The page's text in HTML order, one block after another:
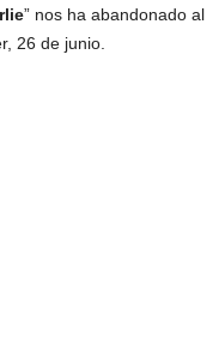
” nos ha abandonado al
26 de junio.